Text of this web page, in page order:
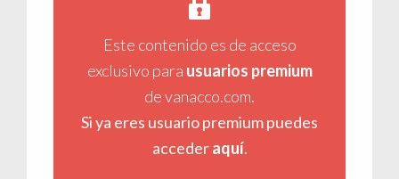
Este contenido es de acceso
exclusivo para usuarios premium
de vanacco.com.
Si ya eres usuario premium puedes
accederaquí.